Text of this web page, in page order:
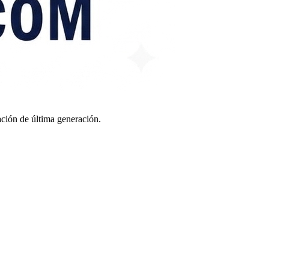
de última generación.